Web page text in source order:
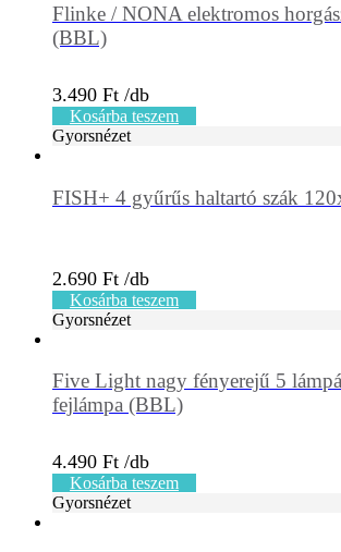
Flinke / NONA elektromos
(BBL)
3.490 Ft
Kosárba teszem
Gyorsnézet
FISH+ 4 gyűrűs haltartó szák
2.690 Ft
Kosárba teszem
Gyorsnézet
Five Light nagy fényerejű 5
fejlámpa (BBL)
4.490 Ft
Kosárba teszem
Gyorsnézet